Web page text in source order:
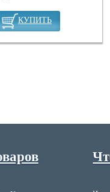
КУПИТЬ